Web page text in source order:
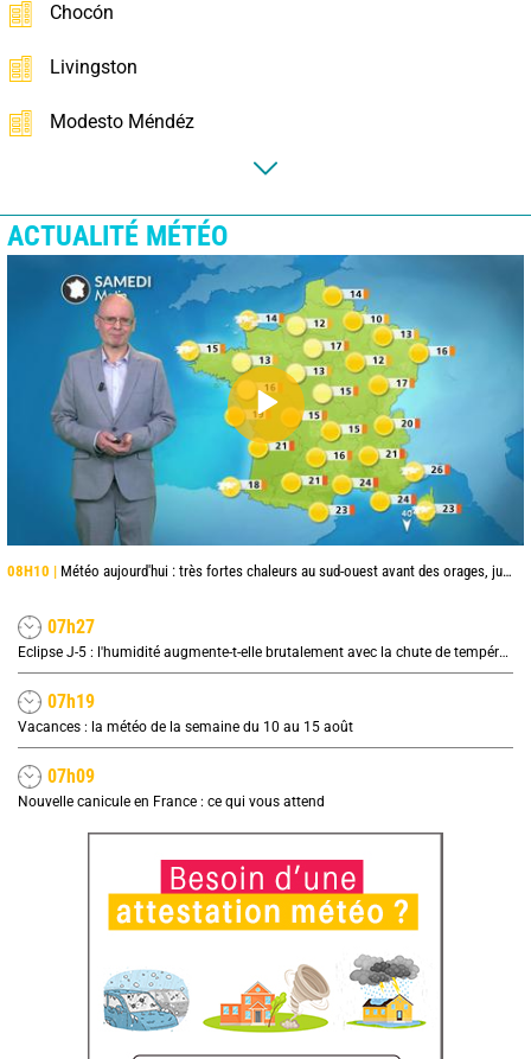
Chocón
Livingston
Modesto Méndéz
ACTUALITÉ MÉTÉO
08H10 | Météo aujourd'hui : très fortes chaleurs au sud-ouest avant des orages, jusqu'à 39°C
07h27
Eclipse J-5 : l'humidité augmente-t-elle brutalement avec la chute de température pendant l'éclipse du 12 août ?
07h19
Vacances : la météo de la semaine du 10 au 15 août
07h09
Nouvelle canicule en France : ce qui vous attend